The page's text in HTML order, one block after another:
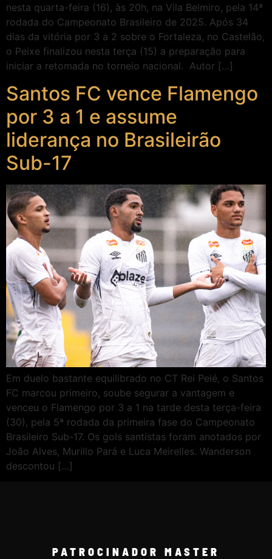
nesta quarta-feira (16), às 20h, na Vila Belmiro, pela 14ª
rodada do Campeonato Brasileiro de 2025. Após 34
dias da vitória por 3 a 2 sobre o Fortaleza, no Castelão,
o Peixe finalizou nesta terça (15) a preparação para
iniciar a retomada no torneio nacional. Autor […]
Santos FC vence Flamengo
por 3 a 1 e assume
liderança no Brasileirão
Sub-17
Em duelo bastante equilibrado no CT Rei Pelé, o Santos
FC marcou primeiro, soube segurar a vantagem e
venceu o Flamengo por 3 a 1 na tarde desta terça-feira
(30), pela 5ª rodada da primeira fase do Campeonato
Brasileiro Sub-17. Os gols santistas foram anotados por
João Alves, Murillo Pará e Luca Meirelles. Wanderson
descontou […]
PATROCINADOR MASTER